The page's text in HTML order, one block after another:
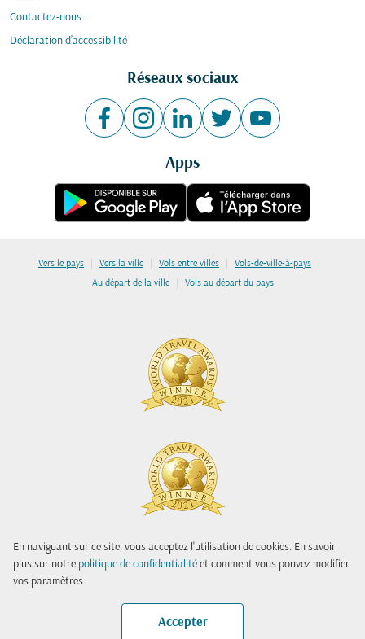
En naviguant sur ce site, vous acceptez l'utilisation de cookies. En savoir
plus sur notre politique de confidentialité et comment vous pouvez modifier
vos paramètres.
Accepter
Contactez-nous
Déclaration d’accessibilité
Réseaux sociaux
Apps
Vers le pays | Vers la ville | Vols entre villes | Vols-de-ville-à-pays |
Au départ de la ville | Vols au départ du pays